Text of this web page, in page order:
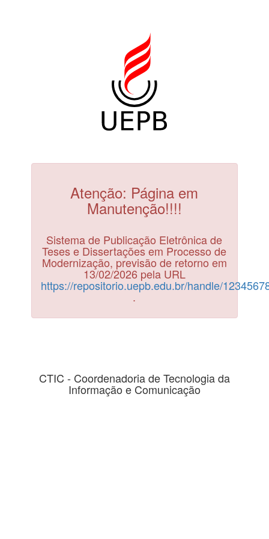
Atenção: Página em
Manutenção!!!!
Sistema de Publicação Eletrônica de
Teses e Dissertações em Processo de
Modernização, previsão de retorno em
13/02/2026 pela URL
https://repositorio.uepb.edu.br/handle/
.
CTIC - Coordenadoria de Tecnologia da
Informação e Comunicação